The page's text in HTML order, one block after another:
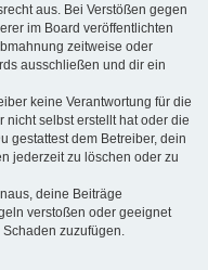
aus. Bei Verstößen gegen
im Board veröffentlichten
zeitweise oder
ausschließen und dir ein
keine Verantwortung für die
nicht selbst erstellt hat oder die
gestattest dem Betreiber, dein
jederzeit zu löschen oder zu
deine Beiträge
verstoßen oder geeignet
zuzufügen.